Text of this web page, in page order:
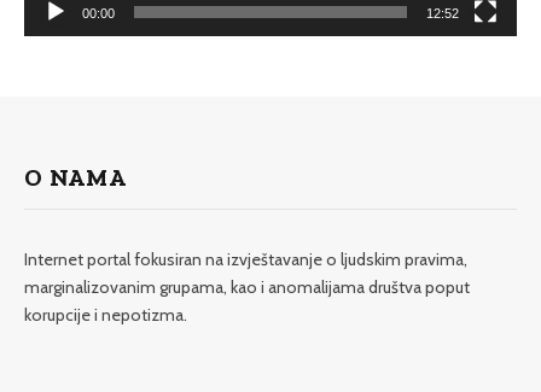
00:00 12:52
O NAMA
Internet portal fokusiran na izvještavanje o ljudskim pravima,
marginalizovanim grupama, kao i anomalijama društva poput
korupcije i nepotizma.